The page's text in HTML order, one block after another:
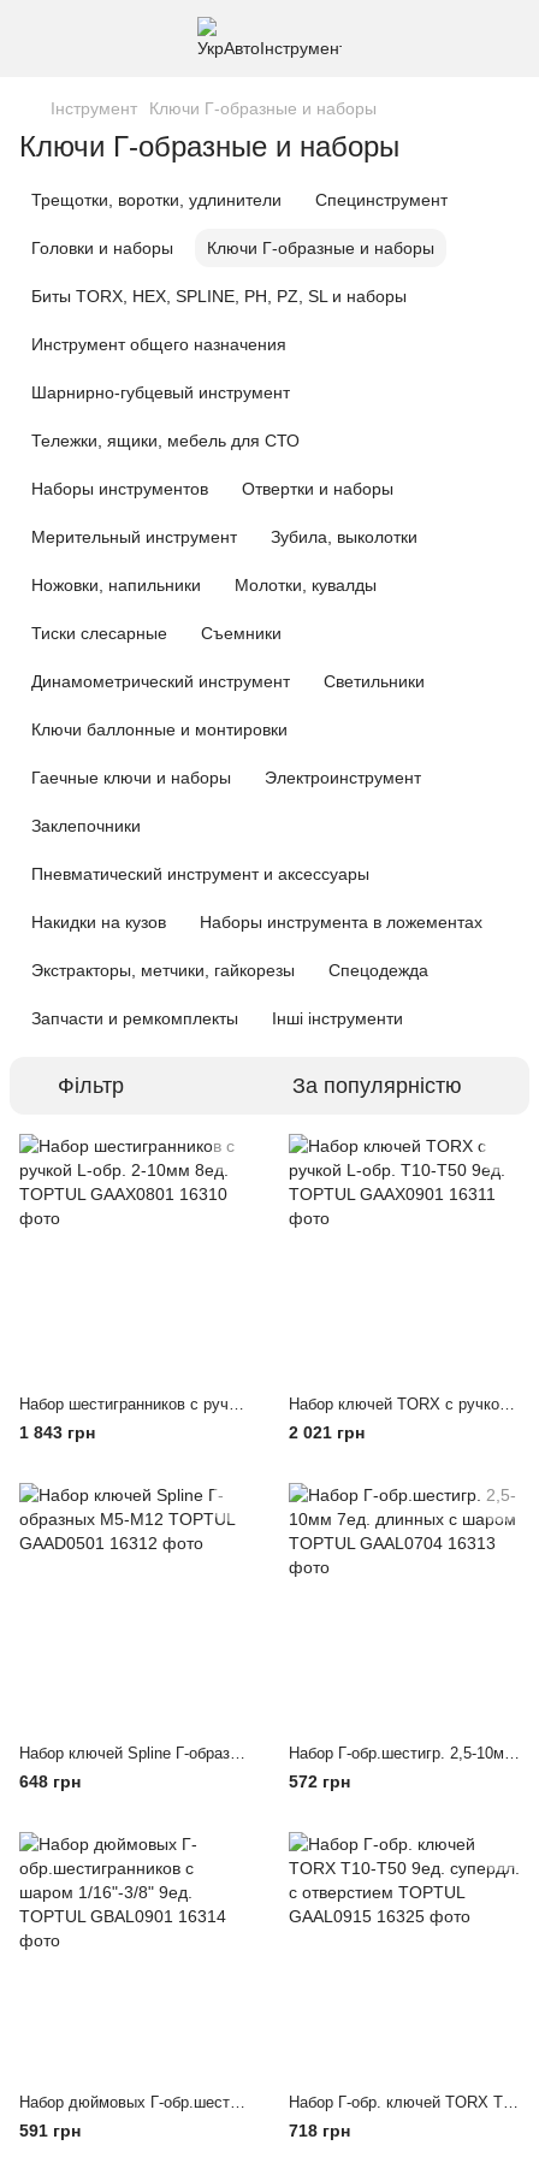
Інструмент Ключи Г-образные и наборы
Ключи Г-образные и наборы
Трещотки, воротки, удлинители Специнструмент
Головки и наборы Ключи Г-образные и наборы
Биты TORX, HEX, SPLINE, PH, PZ, SL и наборы
Инструмент общего назначения
Шарнирно-губцевый инструмент
Тележки, ящики, мебель для СТО
Наборы инструментов Отвертки и наборы
Мерительный инструмент Зубила, выколотки
Ножовки, напильники Молотки, кувалды
Тиски слесарные Съемники
Динамометрический инструмент Светильники
Ключи баллонные и монтировки
Гаечные ключи и наборы Электроинструмент
Заклепочники
Пневматический инструмент и аксессуары
Накидки на кузов Наборы инструмента в ложементах
Экстракторы, метчики, гайкорезы Спецодежда
Запчасти и ремкомплекты Інші інструменти
Фільтр За популярністю
Набор шестигранников с ручкой L-обр. 2-10мм 8ед. TOPTUL GAAX0801
1 843 грн
Набор ключей TORX с ручкой L-обр. T10-T50 9ед. TOPTUL GAAX0901
2 021 грн
Набор ключей Spline Г-образных М5-М12 TOPTUL GAAD0501
648 грн
Набор Г-обр.шестигр. 2,5-10мм 7ед. длинных с шаром TOPTUL GAAL0704
572 грн
Набор дюймовых Г-обр.шестигранников с шаром 1/16"-3/8" 9ед. TOPTUL GBAL0901
591 грн
Набор Г-обр. ключей TORX T10-T50 9ед. супердл. с отверстием TOPTUL GAAL0915
718 грн